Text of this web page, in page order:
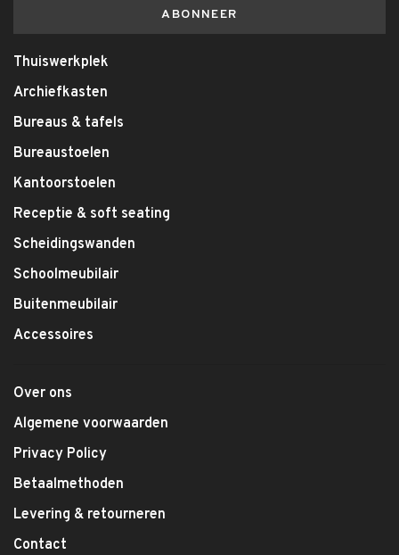
ABONNEER
Thuiswerkplek
Archiefkasten
Bureaus & tafels
Bureaustoelen
Kantoorstoelen
Receptie & soft seating
Scheidingswanden
Schoolmeubilair
Buitenmeubilair
Accessoires
Over ons
Algemene voorwaarden
Privacy Policy
Betaalmethoden
Levering & retourneren
Contact